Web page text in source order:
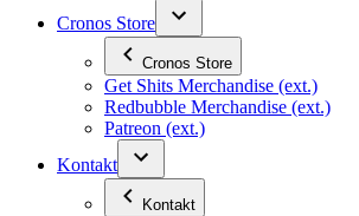
Cronos Store
Cronos Store
Get Shits Merchandise (ext.)
Redbubble Merchandise (ext.)
Patreon (ext.)
Kontakt
Kontakt